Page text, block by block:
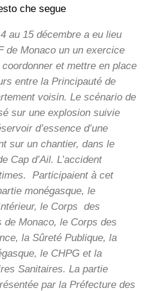
che segue
au 15 décembre a eu lieu
de Monaco un un exercice
et mettre en place
entre la Principauté de
voisin. Le scénario de
sur une explosion suivie
d’essence d’une
sur un chantier, dans le
Cap d’Ail. L’accident
Participaient à cet
monégasque, le
le Corps des
de Monaco, le Corps des
la Sûreté Publique, la
le CHPG et la
Sanitaires. La partie
par la Préfecture des